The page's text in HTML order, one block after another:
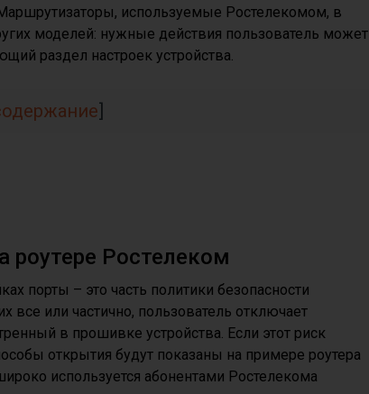
используемые Ростелекомом, в
моделей: нужные действия пользователь может
раздел настроек устройства.
]
роутере Ростелеком
порты – это часть политики безопасности
все или частично, пользователь отключает
в прошивке устройства. Если этот риск
открытия будут показаны на примере роутера
используется абонентами Ростелекома